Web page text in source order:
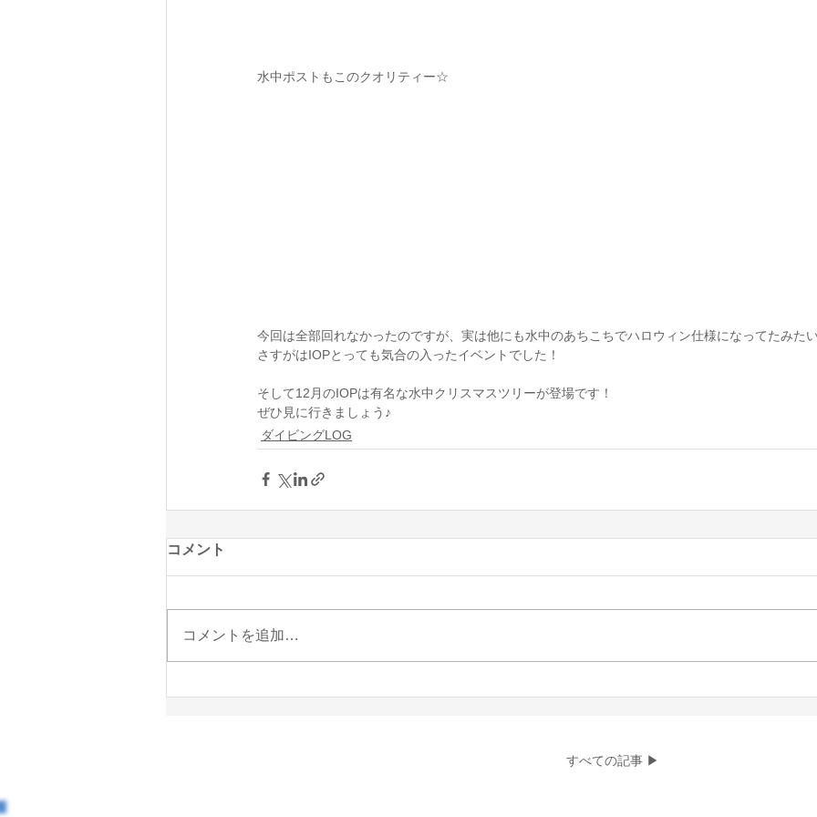
水中ポストもこのクオリティー☆
今回は全部回れなかったのですが、実は他にも水中のあちこちでハロウィン仕様になってたみた
さすがはIOPとっても気合の入ったイベントでした！
そして12月のIOPは有名な水中クリスマスツリーが登場です！
ぜひ見に行きましょう♪
ダイビングLOG
コメント
コメントを追加…
すべての記事 ▶